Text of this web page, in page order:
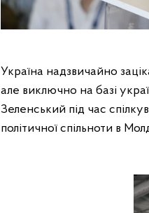
Україна надзвичайно
але виключно на базі
Зеленський під час
політичної спільноти в